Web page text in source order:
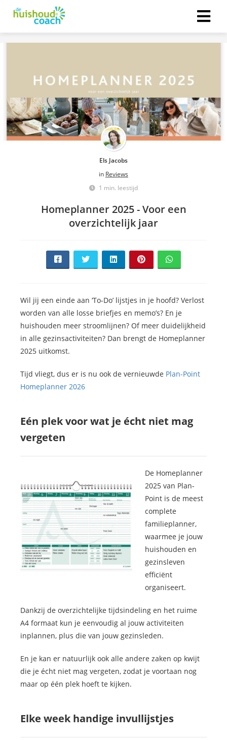
Els Jacobs
in Reviews
1 min. leestijd
Homeplanner 2025 - Voor een
overzichtelijk jaar
Wil jij een einde aan ‘To-Do’ lijstjes in je hoofd? Verlost
worden van alle losse briefjes en memo’s? En je
huishouden meer stroomlijnen? Of meer duidelijkheid
in alle gezinsactiviteiten? Dan brengt de Homeplanner
2025 uitkomst.
Tijd vliegt, dus er is nu ook de vernieuwde Plan-Point
Homeplanner 2026
Eén plek voor wat je écht niet mag
vergeten
De Homeplanner
2025 van Plan-
Point is de meest
complete
familieplanner,
waarmee je jouw
huishouden en
gezinsleven
efficiënt
organiseert.
Dankzij de overzichtelijke tijdsindeling en het ruime
A4 formaat kun je eenvoudig al jouw activiteiten
inplannen, plus die van jouw gezinsleden.
En je kan er natuurlijk ook alle andere zaken op kwijt
die je écht niet mag vergeten, zodat je voortaan nog
maar op één plek hoeft te kijken.
Elke week handige invullijstjes